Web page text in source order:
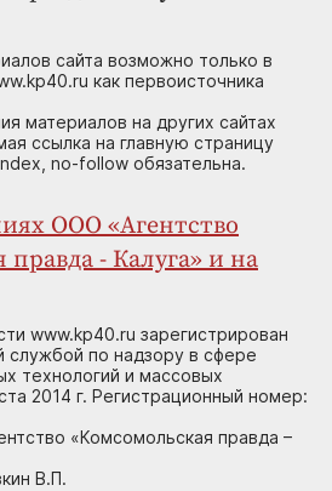
сайта возможно только в
как первоисточника
материалов на других сайтах
ссылка на главную страницу
no-follow обязательна.
ООО «Агентство
- Калуга» и на
www.kp40.ru зарегистрирован
по надзору в сфере
технологий и массовых
2014 г. Регистрационный номер:
«Комсомольская правда –
В.П.